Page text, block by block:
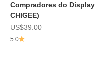
Compradores do Display
CHIGEE)
Preço de promoção
US$39.00
5.0